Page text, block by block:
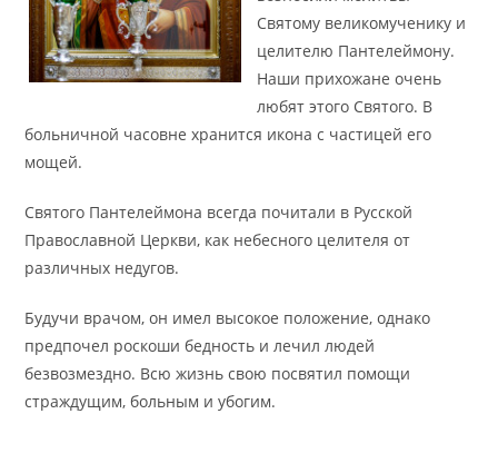
Святому великомученику и
целителю Пантелеймону.
Наши прихожане очень
любят этого Святого. В
больничной часовне хранится икона с частицей его
мощей.
Святого Пантелеймона всегда почитали в Русской
Православной Церкви, как небесного целителя от
различных недугов.
Будучи врачом, он имел высокое положение, однако
предпочел роскоши бедность и лечил людей
безвозмездно. Всю жизнь свою посвятил помощи
страждущим, больным и убогим.